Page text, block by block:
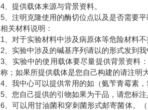
4、提供载体来源与背景资料。
5、注明克隆使用的酶切位点以及是否需要平
相关材料说明：
1、对于实验材料中涉及病原体等危险材料不
2、实验中涉及的碱基序列请以的形式发到我
3、实验中的使用载体要尽量提供背景资料
称；如果所提供载体是您自己构建的请注明
4、我中心可以提供常用的如（氨苄青霉素
5、您自己提供的引物如果为干品，请您标
6、可以用甘油菌和穿刺菌形式邮寄菌体。